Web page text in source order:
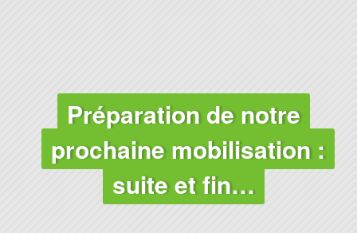
Préparation de notre
prochaine mobilisation :
suite et fin…